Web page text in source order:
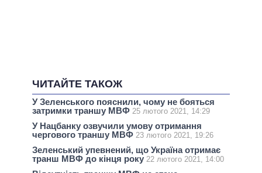
ЧИТАЙТЕ ТАКОЖ
У Зеленського пояснили, чому не бояться
затримки траншу МВФ 25 лютого 2021, 14:29
У Нацбанку озвучили умову отримання
чергового траншу МВФ 23 лютого 2021, 19:26
Зеленський упевнений, що Україна отримає
транш МВФ до кінця року 22 лютого 2021, 14:00